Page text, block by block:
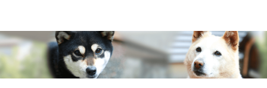
子どもの近視